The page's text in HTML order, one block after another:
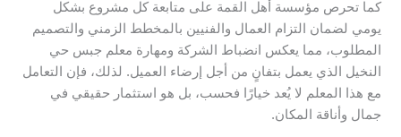
كما تحرص مؤسسة أهل القمة على متابعة كل مشروع بشكل
يومي لضمان التزام العمال والفنيين بالمخطط الزمني والتصميم
المطلوب، مما يعكس انضباط الشركة ومهارة معلم جبس حي
النخيل الذي يعمل بتفانٍ من أجل إرضاء العميل. لذلك، فإن التعامل
مع هذا المعلم لا يُعد خيارًا فحسب، بل هو استثمار حقيقي في
جمال وأناقة المكان.